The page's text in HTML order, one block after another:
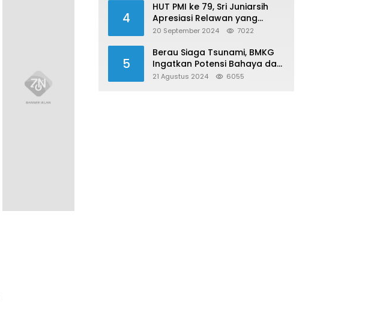
4
HUT PMI ke 79, Sri Juniarsih
Apresiasi Relawan yang
Konsisten Donor Darah
20 September 2024 7022
5
Berau Siaga Tsunami, BMKG
Ingatkan Potensi Bahaya dari
Megathrust Utara Sulawesi
21 Agustus 2024 6055